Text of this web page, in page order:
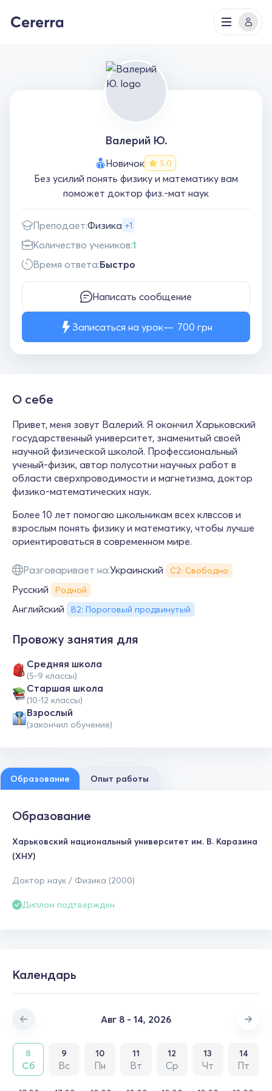
Валерий Ю.
Новичок 5.0
Без усилий понять физику и математику вам
поможет доктор физ.-мат наук
Преподает:Физика +1
Количество учеников:1
Время ответа:Быстро
Написать сообщение
Записаться на урок 700 грн
О себе
Привет, меня зовут Валерий. Я окончил Харьковский
государственный университет, знаменитый своей
научной физической школой. Профессиональный
ученый-физик, автор полусотни научных работ в
области сверхпроводимости и магнетизма, доктор
физико-математических наук.
Более 10 лет помогаю школьникам всех клвссов и
взрослым понять физику и математику, чтобы лучше
ориентироваться в современном мире.
Разговаривает на:Украинский С2: Свободно
Русский Родной
Английский B2: Пороговый продвинутый
Провожу занятия для
Средняя школа
(5-9 классы)
Cтаршая школа
(10-12 классы)
Взрослый
(закончил обучение)
Образование Опыт работы
Образование
Харьковский национальный университет им. В. Каразина
(ХНУ)
Доктор наук / Физика (2000)
Диплом подтвержден
Календарь
Авг 8 - 14, 2026
8
Сб
9
Вс
10
Пн
11
Вт
12
Ср
13
Чт
14
Пт